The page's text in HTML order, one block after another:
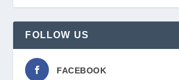
FOLLOW US
FACEBOOK